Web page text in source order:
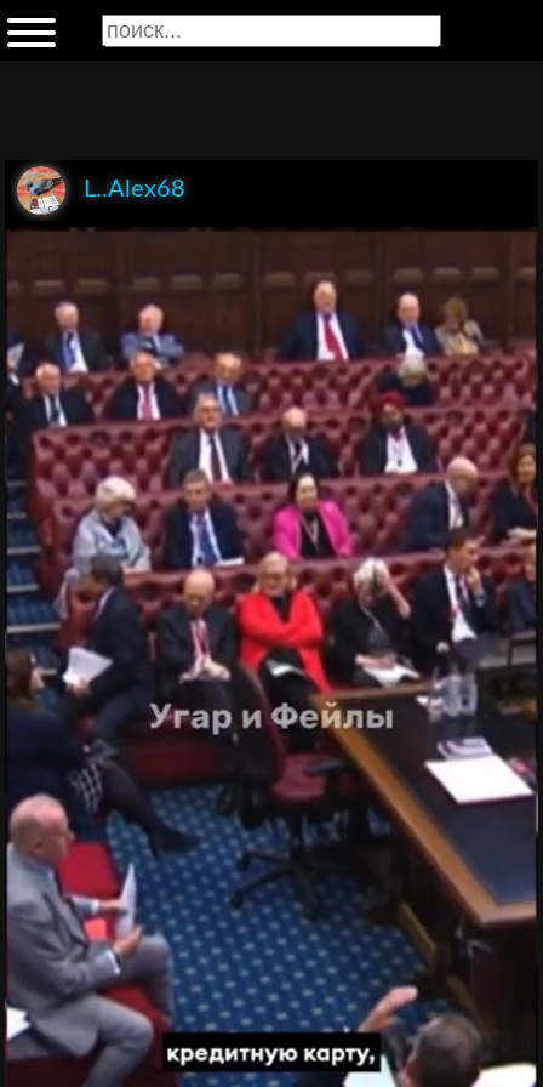
L..Alex68